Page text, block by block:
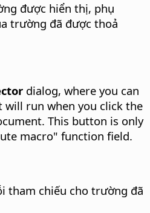
được hiển thị, phụ
trường đã được thoả
dialog, where you can
will run when you click the
This button is only
macro" function field.
tham chiếu cho trường đã